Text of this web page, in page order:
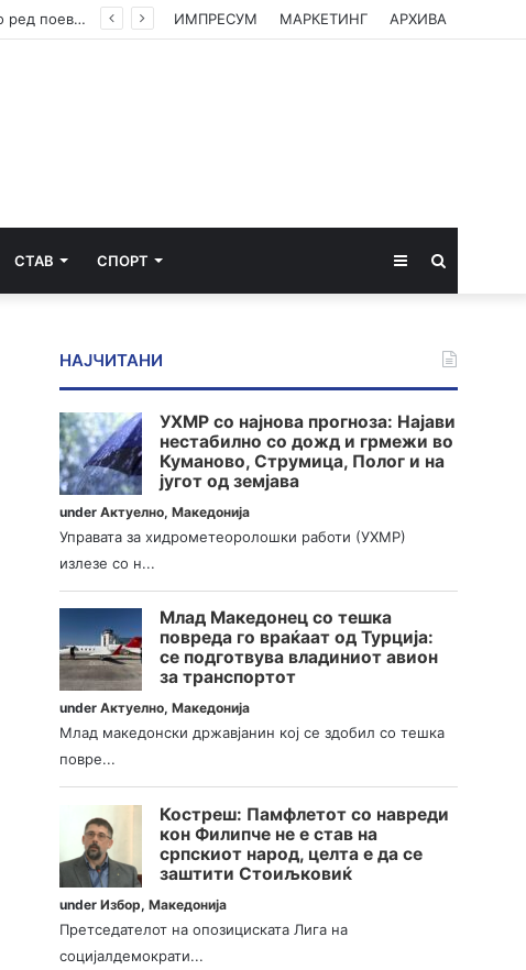
Министерството за економија: Нема потреба од нови мерки, храната втор месец по ред поевтинува ИМПРЕСУМ МАРКЕТИНГ АРХИВА
СТАВ СПОРТ Sidebar
НАЈЧИТАНИ
УХМР со најнова прогноза: Најави
нестабилно со дожд и грмежи во
Куманово, Струмица, Полог и на
југот од земјава
underАктуелно,Македонија
Управата за хидрометеоролошки работи (УХМР)
излезе со н...
Млад Македонец со тешка
повреда го враќаат од Турција:
се подготвува владиниот авион
за транспортот
underАктуелно,Македонија
Млад македонски државјанин кој се здобил со тешка
повре...
Костреш: Памфлетот со навреди
кон Филипче не е став на
српскиот народ, целта е да се
заштити Стоиљковиќ
underИзбор,Македонија
Претседателот на опозициската Лига на
социјалдемократи...